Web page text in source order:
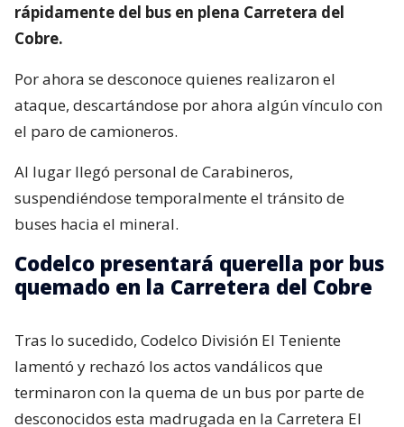
rápidamente del bus en plena Carretera del
Cobre.
Por ahora se desconoce quienes realizaron el
ataque, descartándose por ahora algún vínculo con
el paro de camioneros.
Al lugar llegó personal de Carabineros,
suspendiéndose temporalmente el tránsito de
buses hacia el mineral.
Codelco presentará querella por bus
quemado en la Carretera del Cobre
Tras lo sucedido, Codelco División El Teniente
lamentó y rechazó los actos vandálicos que
terminaron con la quema de un bus por parte de
desconocidos esta madrugada en la Carretera El